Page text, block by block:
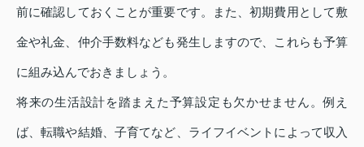
前に確認しておくことが重要です。また、初期費用として敷
金や礼金、仲介手数料なども発生しますので、これらも予算
に組み込んでおきましょう。
将来の生活設計を踏まえた予算設定も欠かせません。例え
ば、転職や結婚、子育てなど、ライフイベントによって収入